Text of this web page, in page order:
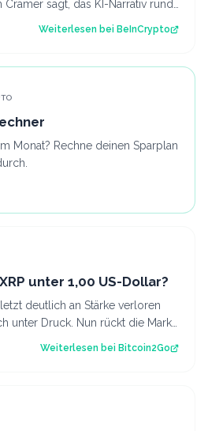
sagt, das KI-Narrativ rund
Weiterlesen bei BeInCrypto
Monat? Rechne deinen Sparplan
unter 1,00 US-Dollar?
deutlich an Stärke verloren
unter Druck. Nun rückt die Marke
Weiterlesen bei Bitcoin2Go